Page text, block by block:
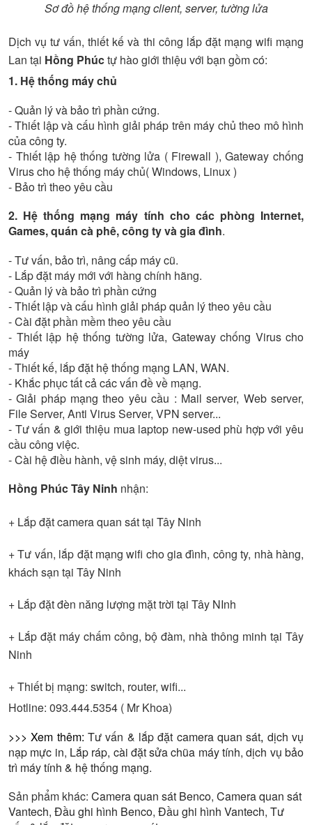
Sơ đồ hệ thống mạng client, server, tường lửa
Dịch vụ tư vấn, thiết kế và thi công lắp đặt mạng wifi mạng
Lan tại Hồng Phúctự hào giới thiệu với bạn gồm có:
1. Hệ thống máy chủ
- Quản lý và bảo trì phần cứng.
- Thiết lập và cấu hình giải pháp trên máy chủ theo mô hình
của công ty.
- Thiết lập hệ thống tường lửa ( Firewall ), Gateway chống
Virus cho hệ thống máy chủ( Windows, Linux )
- Bảo trì theo yêu cầu
2. Hệ thống mạng máy tính cho các phòng Internet,
Games, quán cà phê, công ty và gia đình.
- Tư vấn, bảo trì, nâng cấp máy cũ.
- Lắp đặt máy mới với hàng chính hãng.
- Quản lý và bảo trì phần cứng
- Thiết lập và cấu hình giải pháp quản lý theo yêu cầu
- Cài đặt phần mềm theo yêu cầu
- Thiết lập hệ thống tường lửa, Gateway chống Virus cho
máy
- Thiết kế, lắp đặt hệ thống mạng LAN, WAN.
- Khắc phục tất cả các vấn đề về mạng.
- Giải pháp mạng theo yêu cầu : Mail server, Web server,
File Server, Anti Virus Server, VPN server...
- Tư vấn & giới thiệu mua laptop new-used phù hợp với yêu
cầu công việc.
- Cài hệ điều hành, vệ sinh máy, diệt virus...
Hồng Phúc Tây Ninh nhận:
+ Lắp đặt camera quan sát tại Tây Ninh
+ Tư vấn, lắp đặt mạng wifi cho gia đình, công ty, nhà hàng,
khách sạn tại Tây Ninh
+ Lắp đặt đèn năng lượng mặt trời tại Tây NInh
+ Lắp đặt máy chấm công, bộ đàm, nhà thông minh tại Tây
Ninh
+ Thiết bị mạng: switch, router, wifi...
Hotline: 093.444.5354 ( Mr Khoa)
>>> Xem thêm: Tư vấn & lắp đặt camera quan sát, dịch vụ
nạp mực in, Lắp ráp, cài đặt sửa chũa máy tính,dịch vụ bảo
trì máy tính & hệ thống mạng.
Sản phẩm khác: Camera quan sát Benco, Camera quan sát
Vantech, Đầu ghi hình Benco, Đầu ghi hình Vantech, Tư